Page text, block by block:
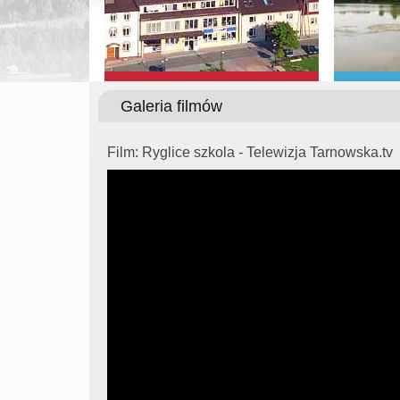
Galeria filmów
Film: Ryglice szkola - Telewizja Tarnowska.tv